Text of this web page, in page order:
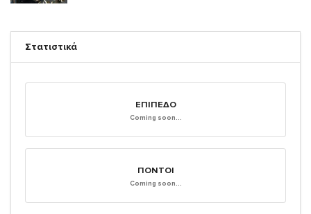
Στατιστικά
ΕΠΊΠΕΔΟ
Coming soon...
ΠΌΝΤΟΙ
Coming soon...